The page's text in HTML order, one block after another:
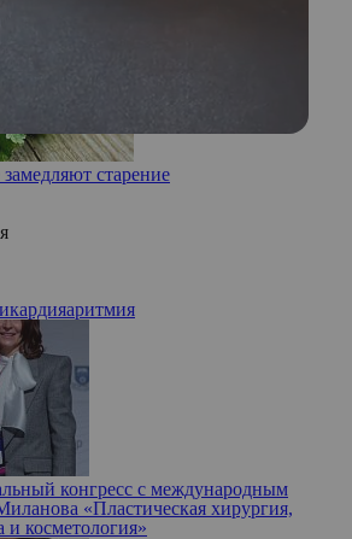
старение
аритмия
конгресс с международным
«Пластическая хирургия,
и косметология»